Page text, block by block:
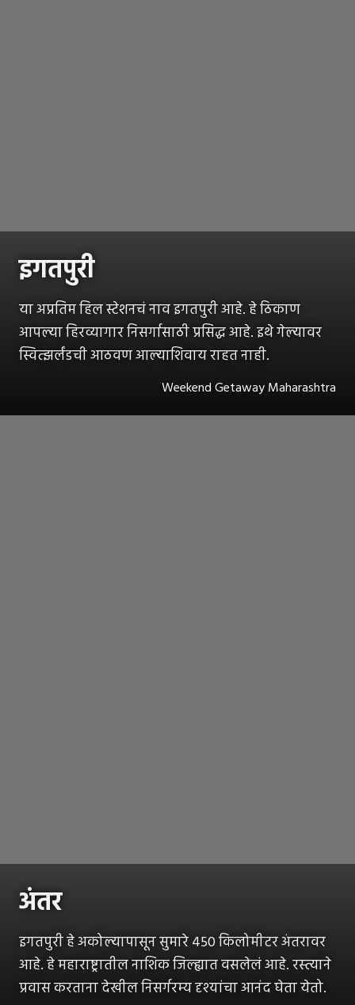
इगतपुरी
या अप्रतिम हिल स्टेशनचं नाव इगतपुरी आहे. हे ठिकाण
आपल्या हिरव्यागार निसर्गासाठी प्रसिद्ध आहे. इथे गेल्यावर
स्वित्झर्लंडची आठवण आल्याशिवाय राहत नाही.
Weekend Getaway Maharashtra
अंतर
इगतपुरी हे अकोल्यापासून सुमारे 450 किलोमीटर अंतरावर
आहे. हे महाराष्ट्रातील नाशिक जिल्ह्यात वसलेलं आहे. रस्त्याने
प्रवास करताना देखील निसर्गरम्य दृश्यांचा आनंद घेता येतो.